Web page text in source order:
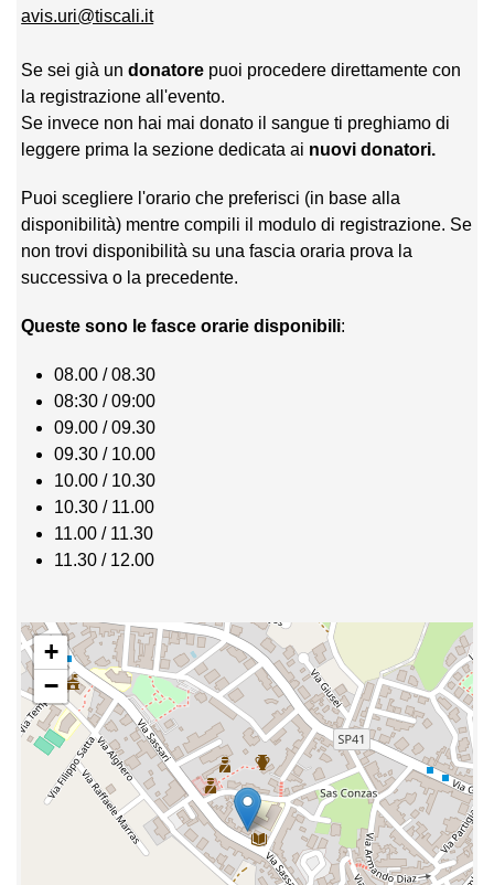
avis.uri@tiscali.it
Se sei già undonatore puoi procedere direttamente con
la registrazione all'evento.
Se invece non hai mai donato il sangue ti preghiamo di
leggere prima la sezione dedicata ai nuovi donatori.
Puoi scegliere l'orario che preferisci (in base alla
disponibilità) mentre compili il modulo di registrazione. Se
non trovi disponibilità su una fascia oraria prova la
successiva o la precedente.
Queste sono le fasce orarie disponibili:
08.00 / 08.30
08:30 / 09:00
09.00 / 09.30
09.30 / 10.00
10.00 / 10.30
10.30 / 11.00
11.00 / 11.30
11.30 / 12.00
+
−